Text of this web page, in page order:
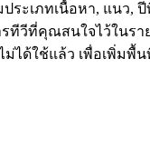
ระเภทเนื้อหา, แนว
ทีวีที่คุณสนใจไว้ในรา
ด้ใช้แล้ว เพื่อเพิ่มพื้น